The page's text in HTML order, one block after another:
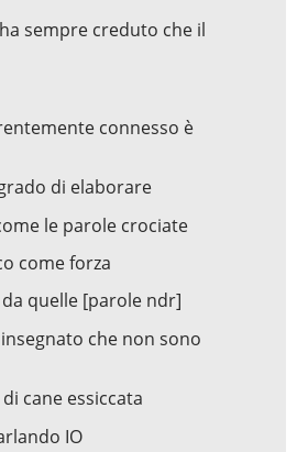
sempre creduto che il
connesso è
di elaborare
le parole crociate
come forza
quelle [parole ndr]
che non sono
cane essiccata
IO